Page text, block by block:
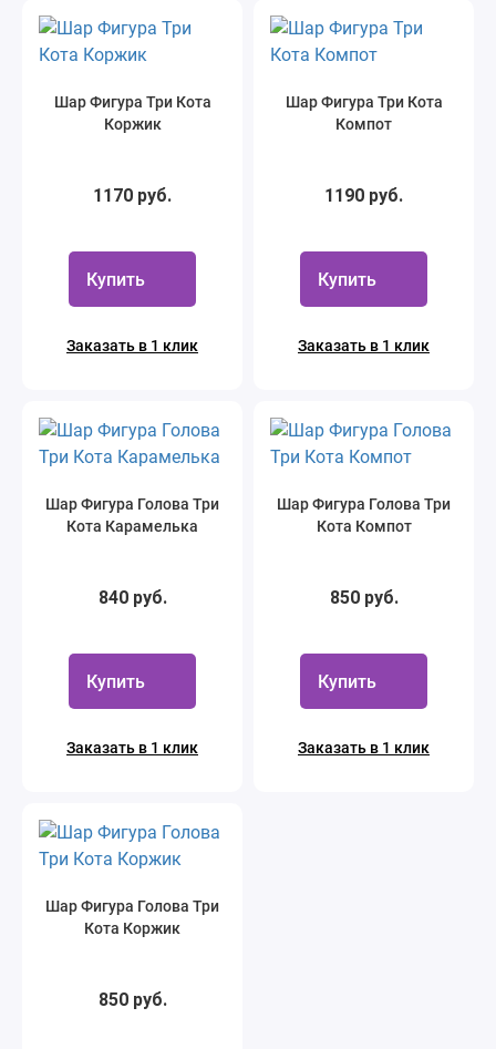
Шар Фигура Три Кота
Коржик
1170 руб.
Купить
Заказать в 1 клик
Шар Фигура Три Кота
Компот
1190 руб.
Купить
Заказать в 1 клик
Шар Фигура Голова Три
Кота Карамелька
840 руб.
Купить
Заказать в 1 клик
Шар Фигура Голова Три
Кота Компот
850 руб.
Купить
Заказать в 1 клик
Шар Фигура Голова Три
Кота Коржик
850 руб.